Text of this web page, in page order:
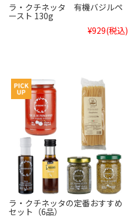
ラ・クチネッタ 有機バジルペ
ースト 130g
¥929(税込)
ラ・クチネッタの定番おすすめ
セット（6品）